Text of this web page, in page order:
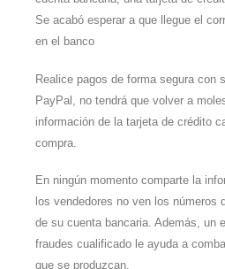
Se acabó esperar a que llegue el
en el banco
Realice pagos de forma segura con
PayPal, no tendrá que volver a
información de la tarjeta de crédito
compra.
En ningún momento comparte la
los vendedores no ven los números
de su cuenta bancaria. Además, un
fraudes cualificado le ayuda a
que se produzcan.